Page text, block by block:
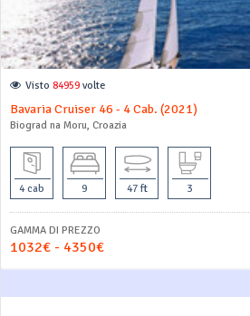
Visto 84959 volte
Bavaria Cruiser 46 - 4 Cab. (2021)
Biograd na Moru, Croazia
4 cab 9 47 ft 3
GAMMA DI PREZZO
1032€ - 4350€